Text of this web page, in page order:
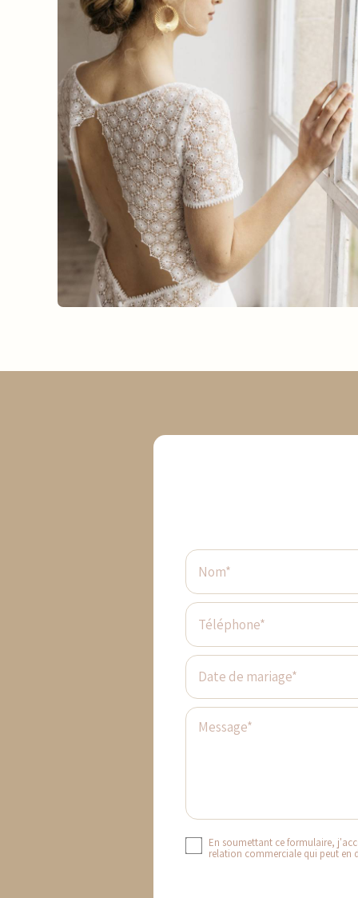
Nom*
Téléphone*
Date de mariage*
Message*
En soumettant ce formulaire,
relation commerciale qui peut en